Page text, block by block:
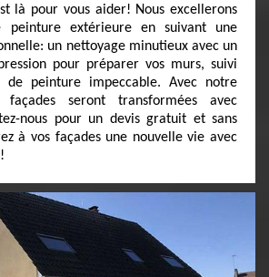
là pour vous aider! Nous excellerons
peinture extérieure en suivant une
un nettoyage minutieux avec un
pour préparer vos murs, suivi
de peinture impeccable. Avec notre
façades seront transformées avec
nous pour un devis gratuit et sans
à vos façades une nouvelle vie avec